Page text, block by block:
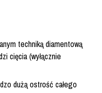
techniką diamentową
cięcia (wyłącznie
dużą ostrość całego